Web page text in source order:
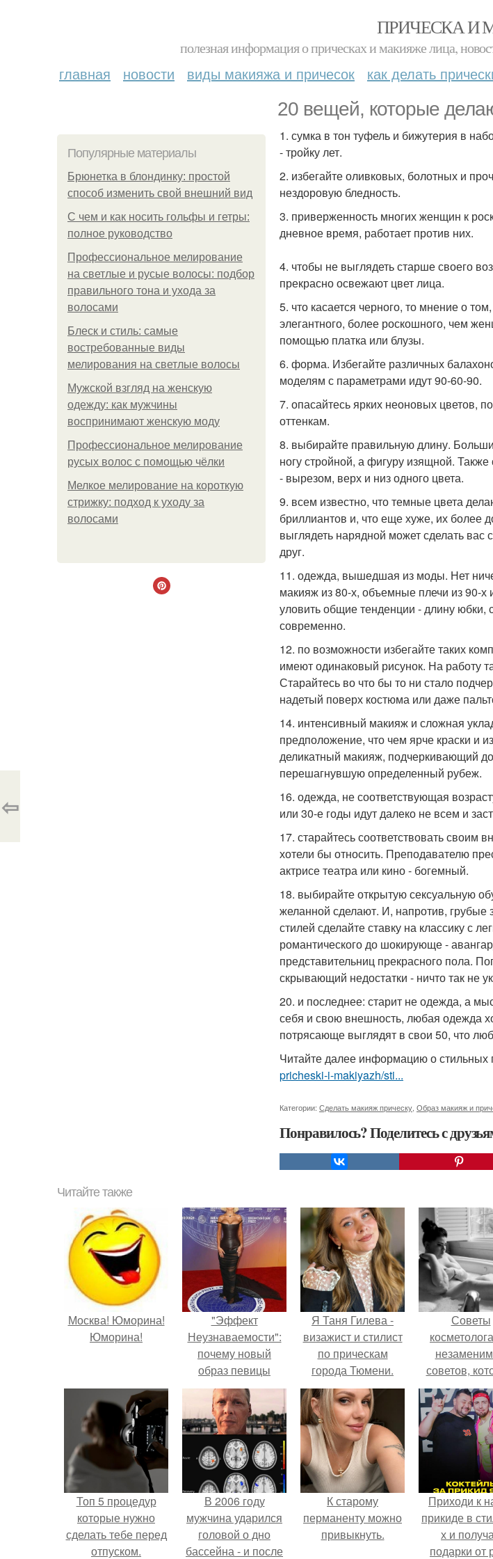
ПРИЧЕСКА И
полезная информация о прическах и макияже лица,
главная новости виды макияжа и причесок как делать
20 вещей, которые
Популярные материалы
Брюнетка в блондинку: простой
способ изменить свой внешний вид
С чем и как носить гольфы и гетры:
полное руководство
Профессиональное мелирование
на светлые и русые волосы: подбор
правильного тона и ухода за
волосами
Блеск и стиль: самые
востребованные виды
мелирования на светлые волосы
Мужской взгляд на женскую
одежду: как мужчины
воспринимают женскую моду
Профессиональное мелирование
русых волос с помощью чёлки
Мелкое мелирование на короткую
стрижку: подход к уходу за
волосами
1. сумка в тон туфель и бижутерия в
- тройку лет.
2. избегайте оливковых, болотных и
нездоровую бледность.
3. приверженность многих женщин к
дневное время, работает против них.
4. чтобы не выглядеть старше своего
прекрасно освежают цвет лица.
5. что касается черного, то мнение о
элегантного, более роскошного, чем
помощью платка или блузы.
6. форма. Избегайте различных
моделям с параметрами идут 90-60-90.
7. опасайтесь ярких неоновых цветов,
оттенкам.
8. выбирайте правильную длину.
ногу стройной, а фигуру изящной.
- вырезом, верх и низ одного цвета.
9. всем известно, что темные цвета
бриллиантов и, что еще хуже, их более
выглядеть нарядной может сделать
друг.
11. одежда, вышедшая из моды. Нет
макияж из 80-х, объемные плечи из 90-х
уловить общие тенденции - длину юбки,
современно.
12. по возможности избегайте таких
имеют одинаковый рисунок. На работу
Старайтесь во что бы то ни стало
надетый поверх костюма или даже
14. интенсивный макияж и сложная
предположение, что чем ярче краски и
деликатный макияж, подчеркивающий
перешагнувшую определенный рубеж.
16. одежда, не соответствующая
или 30-е годы идут далеко не всем и
17. старайтесь соответствовать своим
хотели бы относить. Преподавателю
актрисе театра или кино - богемный.
18. выбирайте открытую сексуальную
желанной сделают. И, напротив,
стилей сделайте ставку на классику с
романтического до шокирующе -
представительниц прекрасного пола.
скрывающий недостатки - ничто так не
20. и последнее: старит не одежда, а
себя и свою внешность, любая одежда
потрясающе выглядят в свои 50, что
Читайте далее информацию о стильных
pricheski-i-makiyazh/sti...
Категории: Сделать макияж прическу Образ макияж и
Понравилось? Поделитесь с
⇦
Читайте также
Москва! Юморина!
Юморина!
"Эффект
Неузнаваемости":
почему новый
образ певицы
вызвал споры о
гранях
возможного?
Я Таня Гилева -
визажист и стилист
по прическам
города Тюмени.
Советы
советов,
позволят
коже
Топ 5 процедур
которые нужно
сделать тебе перед
отпуском.
В 2006 году
мужчина ударился
головой о дно
бассейна - и после
К старому
перманенту можно
привыкнуть.
Приходи к
прикиде в
х и
подарки от